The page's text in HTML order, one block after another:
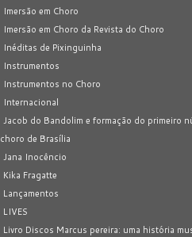
Imersão em Choro
Imersão em Choro da Revista do Choro
Inéditas de Pixinguinha
Instrumentos
Instrumentos no Choro
Internacional
Jacob do Bandolim e formação do primeiro
choro de Brasília
Jana Inocêncio
Kika Fragatte
Lançamentos
LIVES
Livro Discos Marcus pereira: uma história